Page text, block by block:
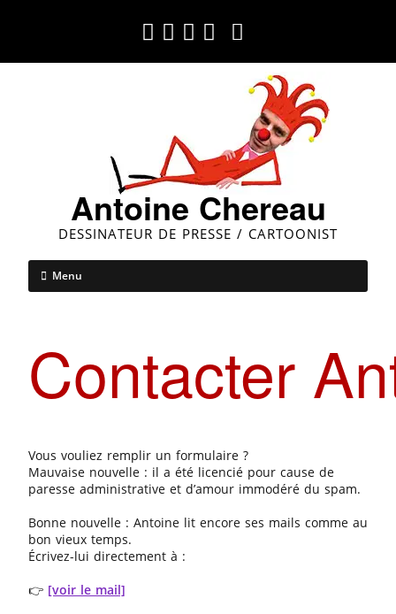
Antoine Chereau
DESSINATEUR DE PRESSE / CARTOONIST
Menu
Contacter
Vous vouliez remplir un formulaire ?
Mauvaise nouvelle : il a été licencié pour cause de
paresse administrative et d’amour immodéré du spam.
Bonne nouvelle : Antoine lit encore ses mails comme au
bon vieux temps.
Écrivez-lui directement à :
👉 [voir le mail]